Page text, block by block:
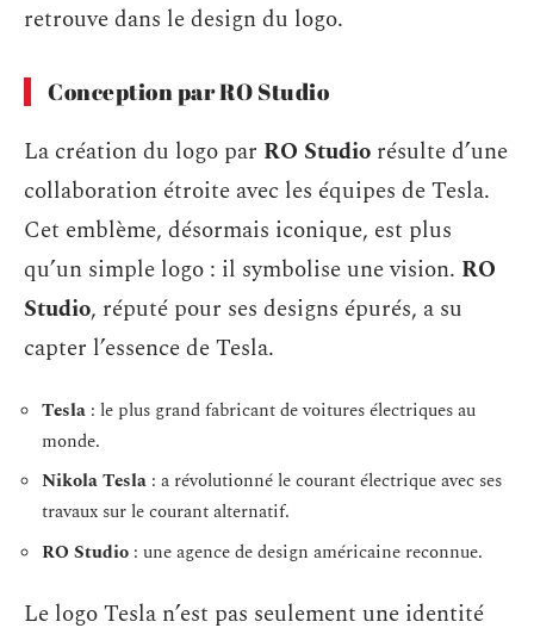
retrouve dans le design du logo.
Conception par RO Studio
La création du logo par RO Studio résulte d’une
collaboration étroite avec les équipes de Tesla.
Cet emblème, désormais iconique, est plus
qu’un simple logo : il symbolise une vision. RO
Studio, réputé pour ses designs épurés, a su
capter l’essence de Tesla.
Tesla : le plus grand fabricant de voitures électriques au
monde.
Nikola Tesla : a révolutionné le courant électrique avec ses
travaux sur le courant alternatif.
RO Studio : une agence de design américaine reconnue.
Le logo Tesla n’est pas seulement une identité